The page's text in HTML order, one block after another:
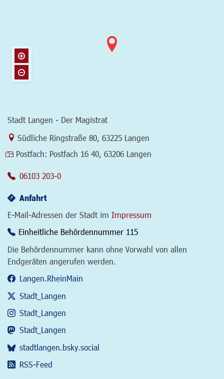
Stadt Langen - Der Magistrat
Link zur Google-Maps Navigation
Südliche Ringstraße 80 63225 Langen
Postfach: Postfach 16 40, 63206 Langen
06103 203-0
Anfahrt
E-Mail-Adressen der Stadt im Impressum
Einheitliche Behördennummer 115
Die Behördennummer kann ohne Vorwahl von allen
Endgeräten angerufen werden.
Langen.RheinMain
Stadt_Langen
Stadt_Langen
Stadt_Langen
stadtlangen.bsky.social
RSS-Feed